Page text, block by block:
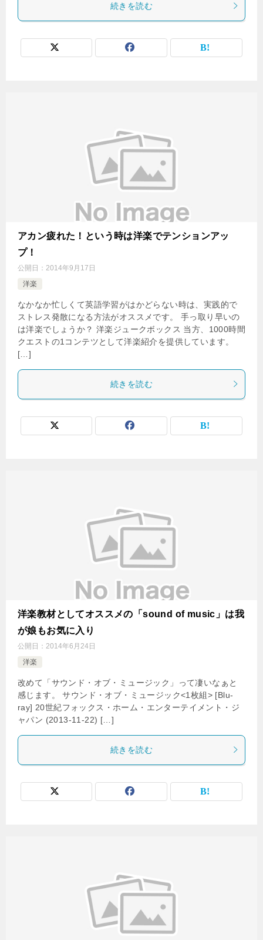
続きを読む
アカン疲れた！という時は洋楽でテンションアッ
プ！
公開日： 2014年9月17日
洋楽
なかなか忙しくて英語学習がはかどらない時は、実践的で
ストレス発散になる方法がオススメです。 手っ取り早いの
は洋楽でしょうか？ 洋楽ジュークボックス 当方、1000時間
クエストの1コンテツとして洋楽紹介を提供しています。
[…]
続きを読む
洋楽教材としてオススメの「sound of music」は我
が娘もお気に入り
公開日： 2014年6月24日
洋楽
改めて「サウンド・オブ・ミュージック」って凄いなぁと
感じます。 サウンド・オブ・ミュージック<1枚組> [Blu-
ray] 20世紀フォックス・ホーム・エンターテイメント・ジ
ャパン (2013-11-22) […]
続きを読む